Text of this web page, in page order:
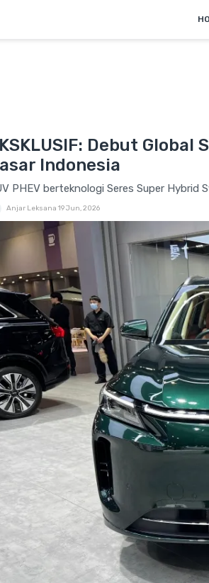
Debut Global
Indonesia
PHEV berteknologi Seres Super Hybrid
Anjar Leksana 19 Jun, 2026